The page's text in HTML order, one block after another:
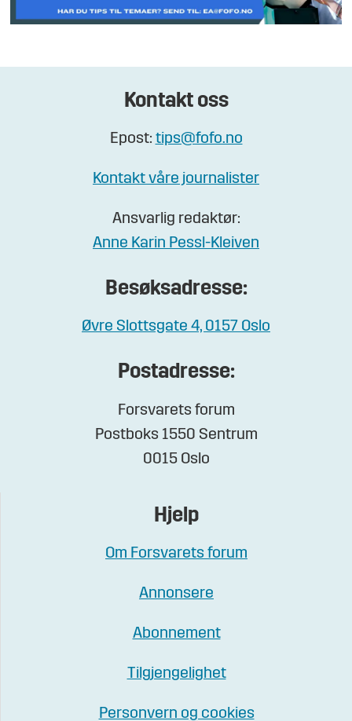
Kontakt oss
Epost: tips@fofo.no
Kontakt våre journalister
Ansvarlig redaktør:
Anne Karin Pessl-Kleiven
Besøksadresse:
Øvre Slottsgate 4, 0157 Oslo
Postadresse:
Forsvarets forum
Postboks 1550 Sentrum
0015 Oslo
Hjelp
Om Forsvarets forum
Annonsere
Abonnement
Tilgjengelighet
Personvern og cookies